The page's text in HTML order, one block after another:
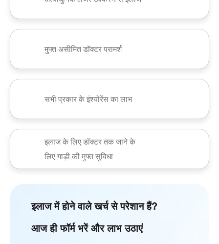
मुफ्त असीमित डॉक्टर परामर्श
सभी प्रकार के इंश्योरेंस का लाभ
इलाज के लिए डॉक्टर तक जाने के
लिए गाड़ी की मुफ्त सुविधा
इलाज में होने वाले खर्च से परेशान हैं?
आज ही फॉर्म भरें और लाभ उठाएं